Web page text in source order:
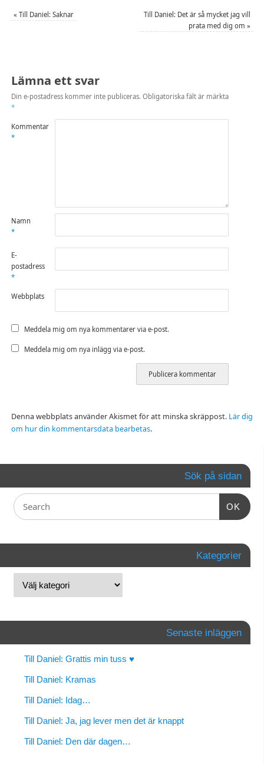
fönster)fönster)
« Till Daniel: Saknar
Till Daniel: Det är så mycket jag vill
prata med dig om»
Lämna ett svar
Din e-postadress kommer inte publiceras. Obligatoriska fält är märkta
*
Kommentar
*
Namn
*
E-
postadress
*
Webbplats
Meddela mig om nya kommentarer via e-post.
Meddela mig om nya inlägg via e-post.
Denna webbplats använder Akismet för att minska skräppost. Lär dig
om hur din kommentarsdata bearbetas.
Sök på sidan
OK
Kategorier
Senaste inläggen
Till Daniel: Grattis min tuss ♥
Till Daniel: Kramas
Till Daniel: Idag…
Till Daniel: Ja, jag lever men det är knappt
Till Daniel: Den där dagen…